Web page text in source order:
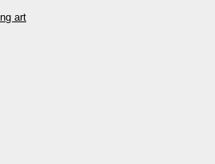
art